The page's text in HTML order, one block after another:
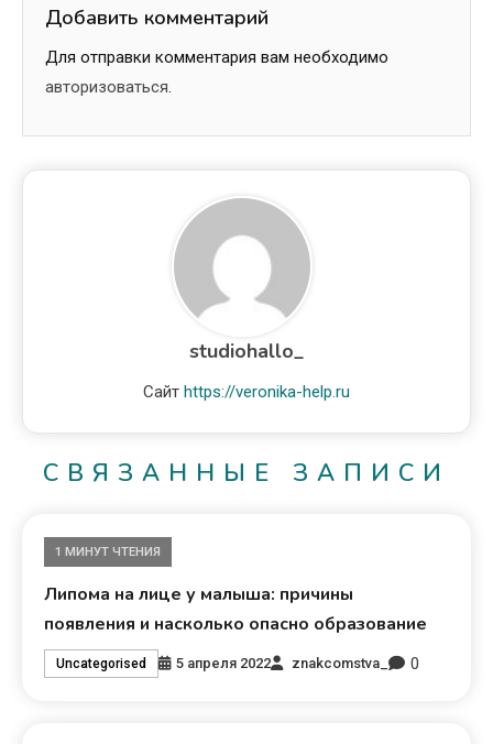
Добавить комментарий
Для отправки комментария вам необходимо
авторизоваться.
studiohallo_
Сайт https://veronika-help.ru
СВЯЗАННЫЕ ЗАПИСИ
1 МИНУТ ЧТЕНИЯ
Липома на лице у малыша: причины
появления и насколько опасно образование
Uncategorised 5 апреля 2022 znakcomstva_ 0